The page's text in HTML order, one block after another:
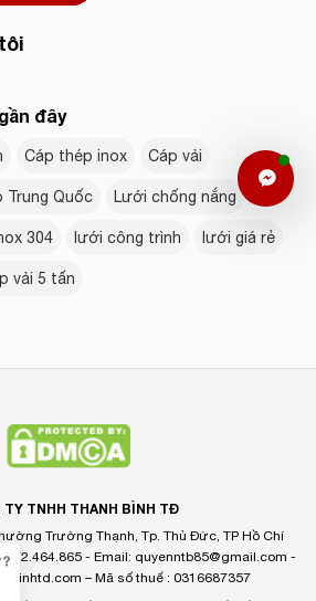
đây
Cáp thép inox Cáp vải
Trung Quốc Lưới chống nắng
304 lưới công trình lưới giá rẻ
vải 5 tấn
TY TNHH THANH BÌNH TĐ
Trường Thạnh, Tp. Thủ Đức, TP Hồ Chí
- Email: quyenntb85@gmail.com -
– Mã số thuế : 0316687357